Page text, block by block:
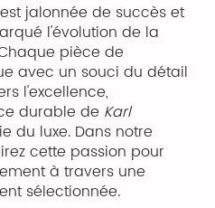
jalonnée de succès et
l'évolution de la
pièce de
avec un souci du détail
l'excellence,
durable de Karl
du luxe. Dans notre
cette passion pour
à travers une
sélectionnée.